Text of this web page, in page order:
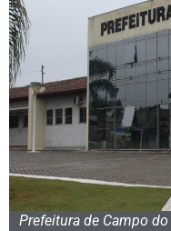
Prefeitura de Campo